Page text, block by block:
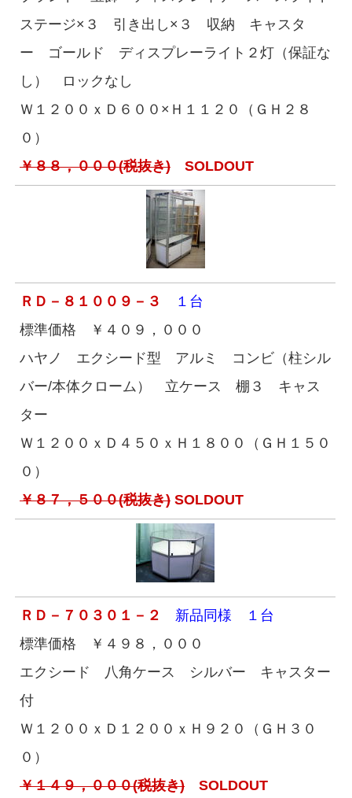
ステージ×３ 引き出し×３ 収納 キャスタ
ー ゴールド ディスプレーライト２灯（保証な
し） ロックなし
Ｗ１２００ｘＤ６００×Ｈ１１２０（ＧＨ２８
０）
￥８８，０００(税抜き) SOLDOUT
ＲＤ－８１００９－３
１台
標準価格 ￥４０９，０００
ハヤノ エクシード型 アルミ コンビ（柱シル
バー/本体クローム） 立ケース 棚３ キャス
ター
Ｗ１２００ｘＤ４５０ｘＨ１８００（ＧＨ１５０
０）
￥８７，５００(税抜き) SOLDOUT
ＲＤ－７０３０１－２
新品同様 １台
標準価格 ￥４９８，０００
エクシード 八角ケース シルバー キャスター
付
Ｗ１２００ｘＤ１２００ｘＨ９２０（ＧＨ３０
０）
￥１４９，０００(税抜き) SOLDOUT